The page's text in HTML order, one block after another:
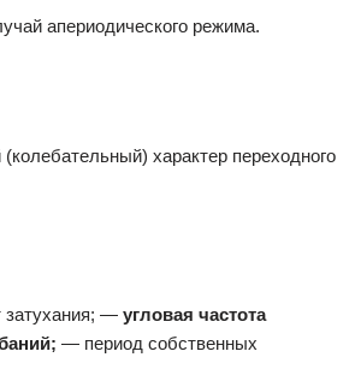
апериодического режима.
характер переходного
— угловая частота
— период собственных